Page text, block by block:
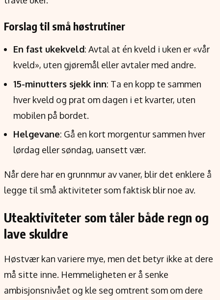
Forslag til små høstrutiner
En fast ukekveld: Avtal at én kveld i uken er «vår
kveld», uten gjøremål eller avtaler med andre.
15-minutters sjekk inn: Ta en kopp te sammen
hver kveld og prat om dagen i et kvarter, uten
mobilen på bordet.
Helgevane: Gå en kort morgentur sammen hver
lørdag eller søndag, uansett vær.
Når dere har en grunnmur av vaner, blir det enklere å
legge til små aktiviteter som faktisk blir noe av.
Uteaktiviteter som tåler både regn og
lave skuldre
Høstvær kan variere mye, men det betyr ikke at dere
må sitte inne. Hemmeligheten er å senke
ambisjonsnivået og kle seg omtrent som om dere